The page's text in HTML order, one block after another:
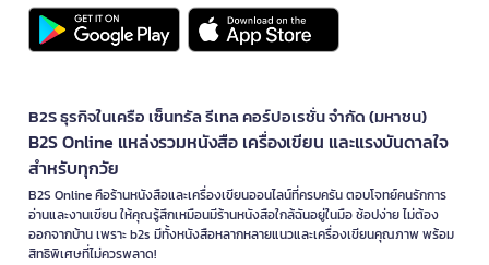
B2S ธุรกิจในเครือ เซ็นทรัล รีเทล คอร์ปอเรชั่น จำกัด (มหาชน)
B2S Online แหล่งรวมหนังสือ เครื่องเขียน และแรงบันดาลใจ
สำหรับทุกวัย
B2S Online คือร้านหนังสือและเครื่องเขียนออนไลน์ที่ครบครัน ตอบโจทย์คนรักการ
อ่านและงานเขียน ให้คุณรู้สึกเหมือนมีร้านหนังสือใกล้ฉันอยู่ในมือ ช้อปง่าย ไม่ต้อง
ออกจากบ้าน เพราะ b2s มีทั้งหนังสือหลากหลายแนวและเครื่องเขียนคุณภาพ พร้อม
สิทธิพิเศษที่ไม่ควรพลาด!